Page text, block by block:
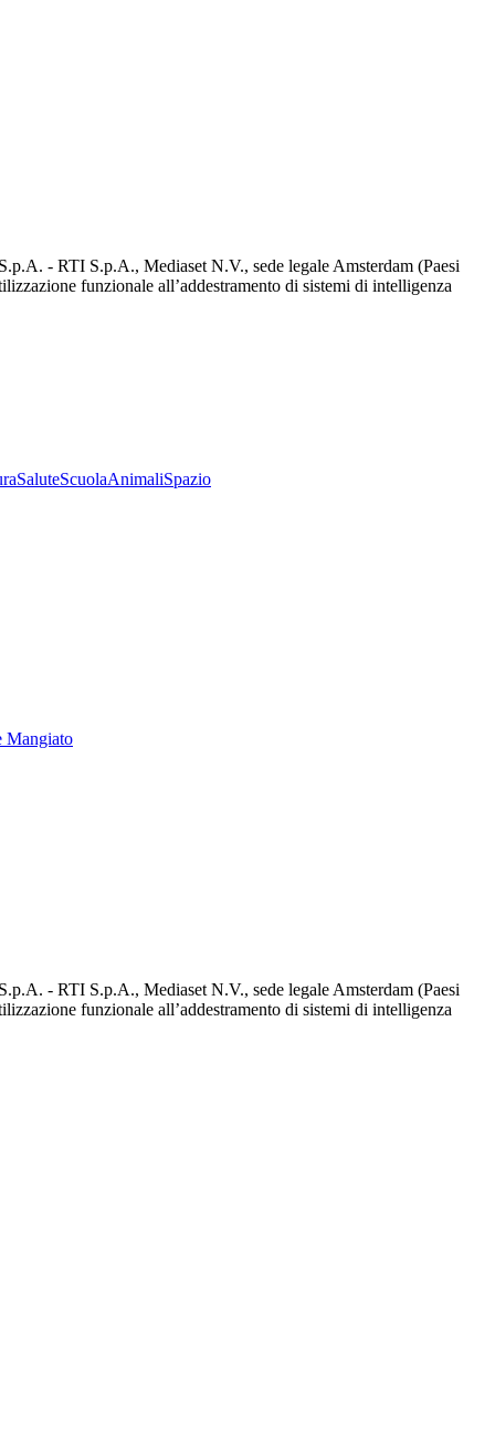
- RTI S.p.A., Mediaset N.V., sede legale Amsterdam (Paesi
funzionale all’addestramento di sistemi di intelligenza
SaluteScuolaAnimaliSpazio
Mangiato
- RTI S.p.A., Mediaset N.V., sede legale Amsterdam (Paesi
funzionale all’addestramento di sistemi di intelligenza